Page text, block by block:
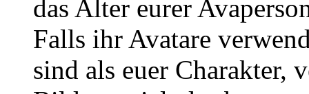
das Alter eurer
Falls ihr Avatare
sind als euer Charakter,